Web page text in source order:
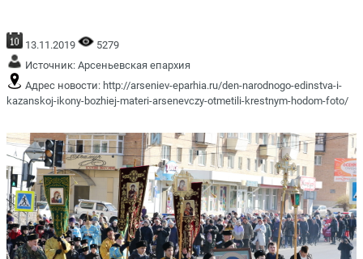
13.11.2019
5279
Источник: Арсеньевская епархия
Адрес новости: http://arseniev-eparhia.ru/den-narodnogo-edinstva-i-
kazanskoj-ikony-bozhiej-materi-arsenevczy-otmetili-krestnym-hodom-foto/